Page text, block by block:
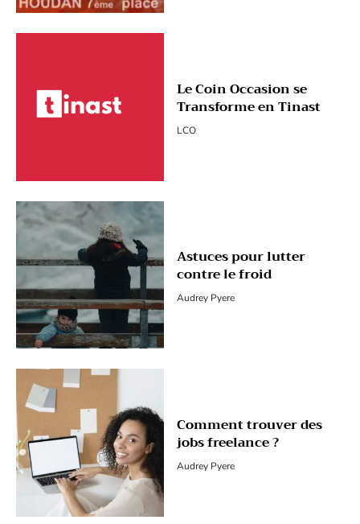
Le Coin Occasion se
Transforme en Tinast
LCO
Astuces pour lutter
contre le froid
Audrey Pyere
Comment trouver des
jobs freelance ?
Audrey Pyere